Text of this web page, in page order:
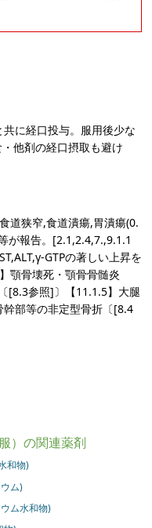
に経口投与。服用後少な
他剤の経口摂取も避け
道狭窄,食道潰瘍,胃潰瘍(0.
が報告。[2.1,2.4,7.,9.1.1
GTPの著しい上昇を
顎骨壊死・顎骨骨髄炎
[8.3参照]〕【11.1.5】大腿
部等の非定型骨折〔[8.4
）の関連薬剤
和物)
ム)
ム水和物)